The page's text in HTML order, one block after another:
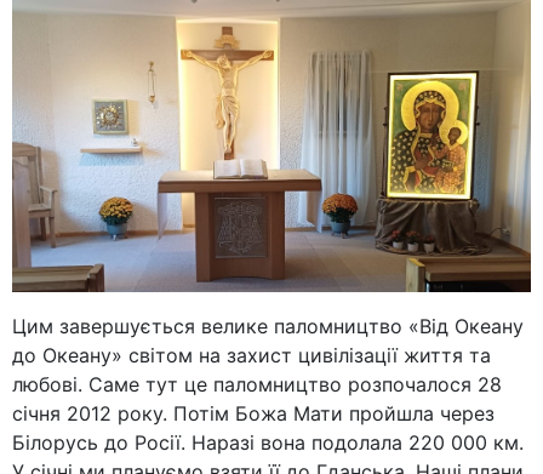
Цим завершується велике паломництво «Від Oкеану
до Oкеану» світом на захист цивілізації життя та
любові. Саме тут це паломництво розпочалося 28
січня 2012 року. Потім Божа Мати пройшла через
Білорусь до Росії. Наразі вона подолала 220 000 км.